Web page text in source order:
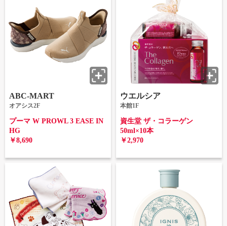
ABC-MART
オアシス2F
プーマ W PROWL 3 EASE IN
HG
￥8,690
ウエルシア
本館1F
資生堂 ザ・コラーゲン
50ml×10本
￥2,970